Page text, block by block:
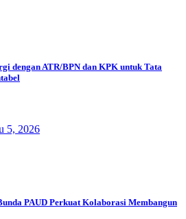
dengan ATR/BPN dan KPK untuk Tata
5, 2026
PAUD Perkuat Kolaborasi Membangun